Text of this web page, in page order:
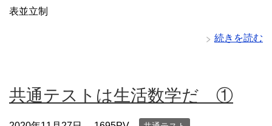
表並立制
続きを読む
共通テストは生活数学だ ①